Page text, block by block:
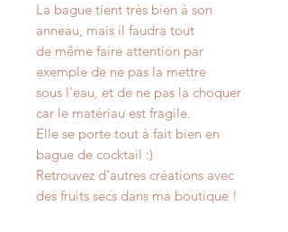
La bague tient très bien à son
anneau, mais il faudra tout
de même faire attention par
exemple de ne pas la mettre
sous l'eau, et de ne pas la choquer
car le matériau est fragile.
Elle se porte tout à fait bien en
bague de cocktail :)
Retrouvez d'autres créations avec
des fruits secs dans ma boutique !